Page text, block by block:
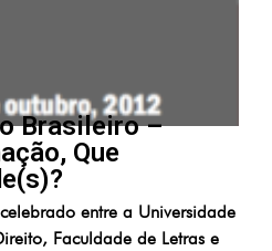
Brasileiro –
Que
entre a Universidade
Faculdade de Letras e